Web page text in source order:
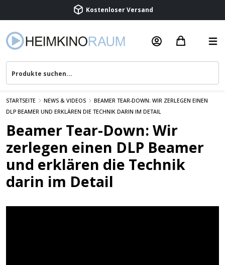
Kostenloser Versand
Beratung & Service
STARTSEITE NEWS & VIDEOS
BEAMER TEAR-DOWN: WIR ZERLEGEN EINEN
DLP BEAMER UND ERKLÄREN DIE TECHNIK DARIN IM DETAIL
Beamer Tear-Down: Wir
zerlegen einen DLP Beamer
und erklären die Technik
darin im Detail